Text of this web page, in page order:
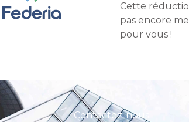
Cette
pas encore
pour vous !
Contactez-nous